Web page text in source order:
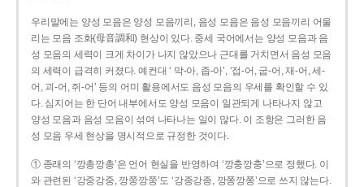
우리말에는 양성 모음은 양성 모음끼리, 음성 모음은 음성 모음끼리 어울
리는 모음 조화(母音調和) 현상이 있다. 중세 국어에서는 양성 모음과 음
성 모음의 세력이 크게 차이가 나지 않았으나 근대를 거치면서 음성 모음
의 세력이 급격히 커졌다. 예컨대 ‘ 막-아, 좁-아’, ‘접-어, 굽-어, 재-어, 세-
어, 괴-어, 쥐-어’ 등의 어미 활용에서도 음성 모음의 우세를 확인할 수 있
다. 심지어는 한 단어 내부에서도 양성 모음이 일관되게 나타나지 않고
양성 모음과 음성 모음이 섞여 나타나는 일이 많다. 이 조항은 그러한 음
성 모음 우세 현상을 명시적으로 규정한 것이다.
① 종래의 ‘깡총깡총’은 언어 현실을 반영하여 ‘깡충깡충’으로 정했다. 이
와 관련된 ‘강중강중, 깡쭝깡쭝’도 ‘강종강종, 깡쫑깡쫑’으로 쓰지 않는다.